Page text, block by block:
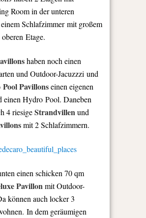
Room in der unteren
Schlafzimmer mit großem
Etage.
haben noch einen
und Outdoor-Jacuzzzi und
Pavillonseinen eigenen
einen Hydro Pool. Daneben
4 riesigeStrandvillen und
mit 2 Schlafzimmern.
einen schicken 70 qm
Pavillon mit Outdoor-
können auch locker 3
In dem geräumigen